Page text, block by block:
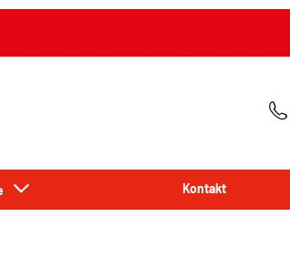
Kontakt